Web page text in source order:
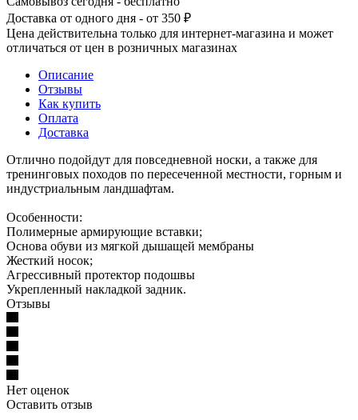
Доставка от одного дня - от 350 ₽
Цена действительна только для интернет-магазина и может
отличаться от цен в розничных магазинах
Описание
Отзывы
Как купить
Оплата
Доставка
Отлично подойдут для повседневной носки, а также для
тренинговых походов по пересеченной местности, горным и
индустриальным ландшафтам.
Особенности:
Полимерные армирующие вставки;
Основа обуви из мягкой дышащей мембраны
Жесткий носок;
Агрессивный протектор подошвы
Укрепленный накладкой задник.
Отзывы
Нет оценок
Оставить отзыв